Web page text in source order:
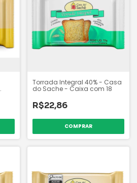
Torrada Integral 40% - Casa
do Sache - Caixa com 18
R$22,86